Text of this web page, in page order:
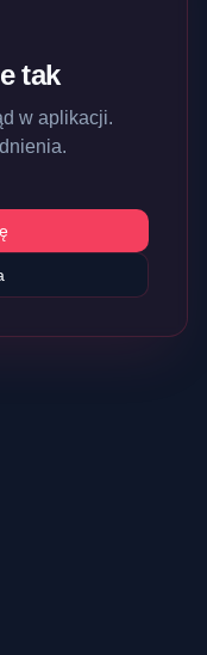
tak
w aplikacji.